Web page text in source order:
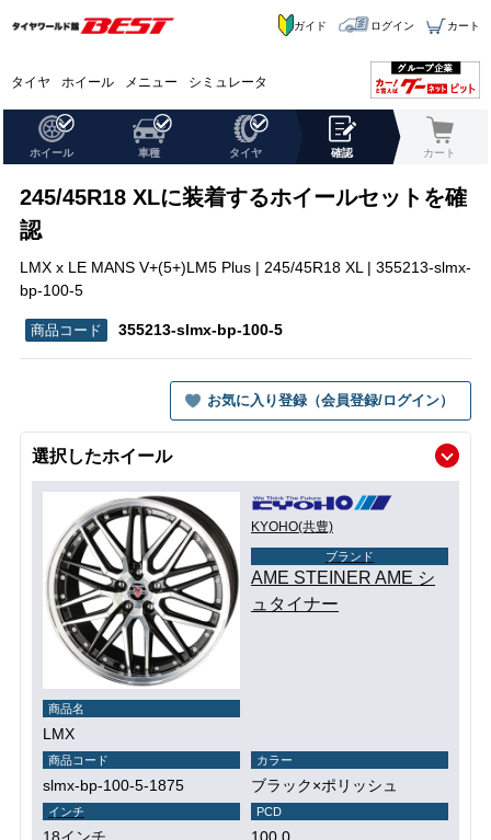
タイヤ ホイール メニュー シミュレータ
ガイド ログイン カート
ホイール 車種 タイヤ 確認 カート
245/45R18 XLに装着するホイールセットを確
認
LMX x LE MANS V+(5+)LM5 Plus | 245/45R18 XL | 355213-slmx-
bp-100-5
355213-slmx-bp-100-5
お気に入り登録（会員登録/ログイン）
選択したホイール
KYOHO(共豊)
ブランド
AME STEINER AME シ
ュタイナー
商品名
LMX
商品コード
slmx-bp-100-5-1875
カラー
ブラック×ポリッシュ
インチ PCD